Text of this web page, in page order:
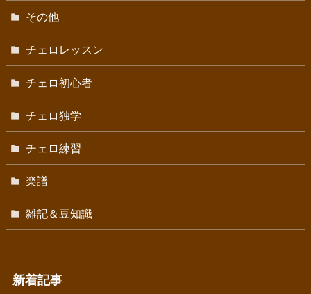
その他
チェロレッスン
チェロ初心者
チェロ独学
チェロ練習
楽譜
雑記＆豆知識
新着記事